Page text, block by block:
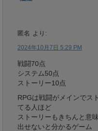
匿名 より:
2024年10月7日 5:29 PM
戦闘70点
システム50点
ストーリー10点
RPGは戦闘がメインでス
てる人ほど
ストーリーもきちんと意
出せないと分かるゲーム